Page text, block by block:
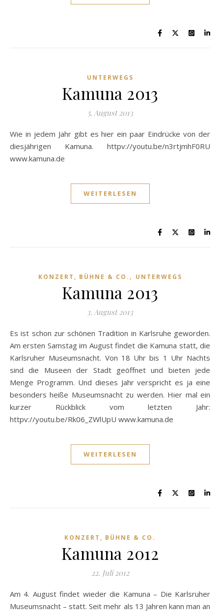
UNTERWEGS
Kamuna 2013
5. August 2013
Wie in jedem Jahr gibt es hier ein paar Eindrücke von der
diesjährigen Kamuna. httpv://youtu.be/n3rtjmhF0RU
www.kamuna.de
WEITERLESEN
KONZERT, BÜHNE & CO. , UNTERWEGS
Kamuna 2013
3. August 2013
Es ist schon zur schönen Tradition in Karlsruhe geworden.
Am ersten Samstag im August findet die Kamuna statt, die
Karlsruher Museumsnacht. Von 18 Uhr bis 1 Uhr Nachts
sind die Museen der Stadt geöffnet und bieten jede
Menge Programm. Und dieses Jahr verspricht es ja eine
besonders heiße Museumsnacht zu werden. Hier mal ein
kurzer Rückblick vom letzten Jahr:
httpv://youtu.be/Rk06_ZWlUpU www.kamuna.de
WEITERLESEN
KONZERT, BÜHNE & CO.
Kamuna 2012
22. Juli 2012
Am 4. August findet wieder die Kamuna – Die Karlsruher
Museumsnacht – statt. Seit mehr als 13 Jahren kann man an